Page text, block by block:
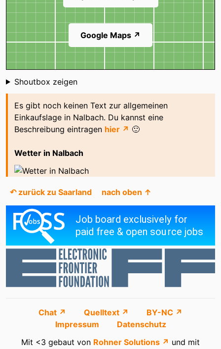
Google Maps ↗
Shoutbox
Shoutbox zeigen
Es gibt noch keinen Text zur allgemeinen
Einkaufslage in Nalbach. Du kannst eine
Beschreibung eintragen hier ↗ 🙂
Wetter in Nalbach
↶ zurück zu Saarland nach oben ↑
Chat ↗ Quelltext ↗
BY-NC ↗
Impressum
Datenschutz
Mit <3 gebaut von Rohner Solutions ↗ und mit